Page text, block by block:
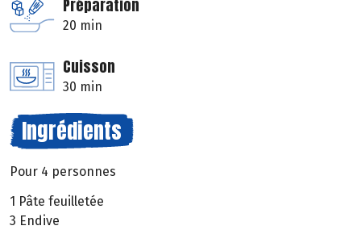
Préparation
20 min
Cuisson
30 min
Ingrédients
Pour 4 personnes
1 Pâte feuilletée
3 Endive